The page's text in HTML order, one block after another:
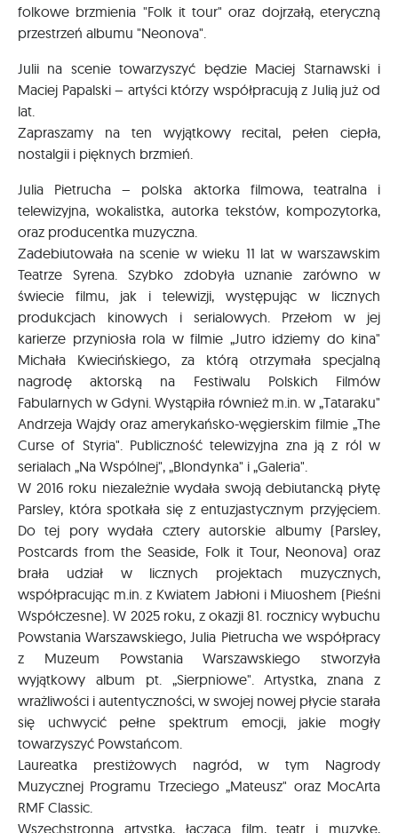
folkowe brzmienia "Folk it tour" oraz dojrzałą, eteryczną
przestrzeń albumu "Neonova".
Julii na scenie towarzyszyć będzie Maciej Starnawski i
Maciej Papalski – artyści którzy współpracują z Julią już od
lat.
Zapraszamy na ten wyjątkowy recital, pełen ciepła,
nostalgii i pięknych brzmień.
Julia Pietrucha – polska aktorka filmowa, teatralna i
telewizyjna, wokalistka, autorka tekstów, kompozytorka,
oraz producentka muzyczna.
Zadebiutowała na scenie w wieku 11 lat w warszawskim
Teatrze Syrena. Szybko zdobyła uznanie zarówno w
świecie filmu, jak i telewizji, występując w licznych
produkcjach kinowych i serialowych. Przełom w jej
karierze przyniosła rola w filmie „Jutro idziemy do kina"
Michała Kwiecińskiego, za którą otrzymała specjalną
nagrodę aktorską na Festiwalu Polskich Filmów
Fabularnych w Gdyni. Wystąpiła również m.in. w „Tataraku"
Andrzeja Wajdy oraz amerykańsko-węgierskim filmie „The
Curse of Styria". Publiczność telewizyjna zna ją z ról w
serialach „Na Wspólnej", „Blondynka" i „Galeria".
W 2016 roku niezależnie wydała swoją debiutancką płytę
Parsley, która spotkała się z entuzjastycznym przyjęciem.
Do tej pory wydała cztery autorskie albumy (Parsley,
Postcards from the Seaside, Folk it Tour, Neonova) oraz
brała udział w licznych projektach muzycznych,
współpracując m.in. z Kwiatem Jabłoni i Miuoshem (Pieśni
Współczesne). W 2025 roku, z okazji 81. rocznicy wybuchu
Powstania Warszawskiego, Julia Pietrucha we współpracy
z Muzeum Powstania Warszawskiego stworzyła
wyjątkowy album pt. „Sierpniowe". Artystka, znana z
wrażliwości i autentyczności, w swojej nowej płycie starała
się uchwycić pełne spektrum emocji, jakie mogły
towarzyszyć Powstańcom.
Laureatka prestiżowych nagród, w tym Nagrody
Muzycznej Programu Trzeciego „Mateusz" oraz MocArta
RMF Classic.
Wszechstronna artystka, łącząca film, teatr i muzykę,